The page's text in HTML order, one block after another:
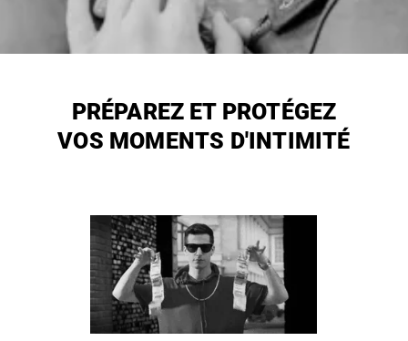
PRÉPAREZ ET PROTÉGEZ
VOS MOMENTS D'INTIMITÉ